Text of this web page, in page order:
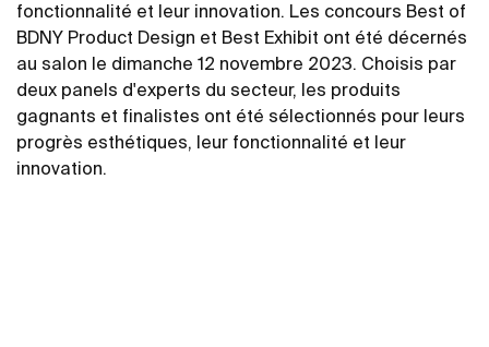
fonctionnalité et leur innovation. Les concours Best of
BDNY Product Design et Best Exhibit ont été décernés
au salon le dimanche 12 novembre 2023. Choisis par
deux panels d'experts du secteur, les produits
gagnants et finalistes ont été sélectionnés pour leurs
progrès esthétiques, leur fonctionnalité et leur
innovation.